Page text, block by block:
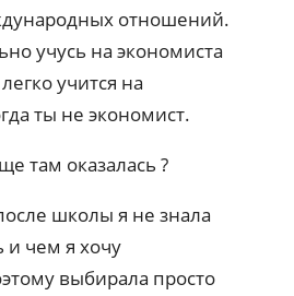
отношений.
учусь на экономиста
учится на
ты не экономист.
там оказалась ?
школы я не знала
и чем я хочу
выбирала просто